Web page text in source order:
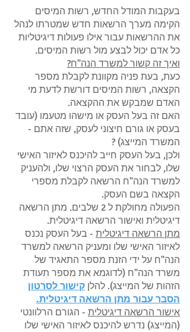
בעקבות המודל החדש, רשות המיסים
הקימה מערך הרשאות חדש שמטרתו לנהל
את ההרשאות עבור אילו פעולות דיגיטליות
כל אדם יכול לבצע מול רשות המיסים.
ואיך זה קשור למשרד הנה"ח?
כעת, בעת פניה מקוונת לקבלת מספר
הקצאה, רשות המיסים דורשת לדעת מי
האדם שמבקש את ההקצאה.
האם זה בעל העסק או מישהו מטעמו (עובד
בעסק או גורם חיצוני לעסק, שזה אתם -
המשרד המייצג) ?
ולכן, בעל העסק חייב להיכנס לאיזור האישי
שלו, לבחור את העסק הרצוי שלו, ולהעניק
למשרד הנה"ח הרשאה לקבלת מספרי
הקצאה בשם העסק.
הפעולה מחולקת ל 2 שלבים. מתן הרשאה
דיגיטלית ואישור הרשאה דיגיטלית.
מתן הרשאה דיגיטלית - בעל העסק נכנס
לאיזור האישי שלו ומעניק הרשאה למשרד
הנה"ח על ידי הזנת מספר התאגיד של
משרד הנה"ח (לדוגמא את מספר תעודת
הזהות של המייצג). להלן קישור לסרטון
הסבר עבור מתן הרשאה דיגיטלית.
אישור הרשאה דיגיטלית - הגורם הרלוונטי
(המייצג) נדרש להיכנס לאיזור האישי שלו